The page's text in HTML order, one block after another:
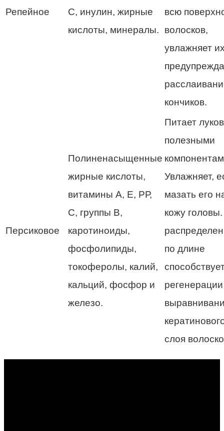
Репейное
С, инулин, жирные
кислоты, минералы.
всю
волосков,
увлажняет
кончиков.
Персиковое
Полиненасыщенные
жирные кислоты,
витамины А, Е, РР,
С, группы В,
каротиноиды,
фосфолипиды,
токоферолы, калий,
кальций, фосфор и
железо.
Питает
полезными
Увлажняет,
мазать его
кожу
по длине
слоя